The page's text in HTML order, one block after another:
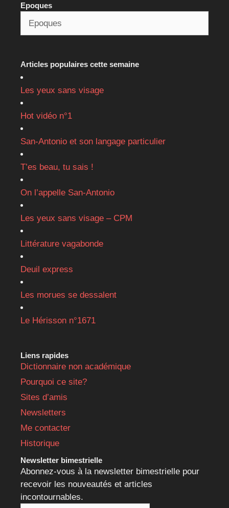
Epoques
Articles populaires cette semaine
Les yeux sans visage
Hot vidéo n°1
San-Antonio et son langage particulier
T’es beau, tu sais !
On l’appelle San-Antonio
Les yeux sans visage – CPM
Littérature vagabonde
Deuil express
Les morues se dessalent
Le Hérisson n°1671
Liens rapides
Dictionnaire non académique
Pourquoi ce site?
Sites d’amis
Newsletters
Me contacter
Historique
Newsletter bimestrielle
Abonnez-vous à la newsletter bimestrielle pour
recevoir les nouveautés et articles
incontournables.